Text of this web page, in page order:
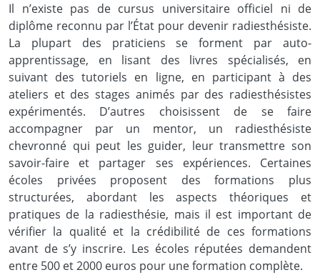
Il n’existe pas de cursus universitaire officiel ni de
diplôme reconnu par l’État pour devenir radiesthésiste.
La plupart des praticiens se forment par auto-
apprentissage, en lisant des livres spécialisés, en
suivant des tutoriels en ligne, en participant à des
ateliers et des stages animés par des radiesthésistes
expérimentés. D’autres choisissent de se faire
accompagner par un mentor, un radiesthésiste
chevronné qui peut les guider, leur transmettre son
savoir-faire et partager ses expériences. Certaines
écoles privées proposent des formations plus
structurées, abordant les aspects théoriques et
pratiques de la radiesthésie, mais il est important de
vérifier la qualité et la crédibilité de ces formations
avant de s’y inscrire. Les écoles réputées demandent
entre 500 et 2000 euros pour une formation complète.